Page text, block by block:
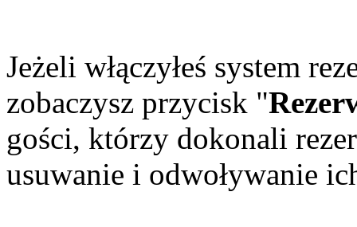
Jeżeli włączyłeś system
zobaczysz przycisk "
gości, którzy dokonali
usuwanie i odwoływanie